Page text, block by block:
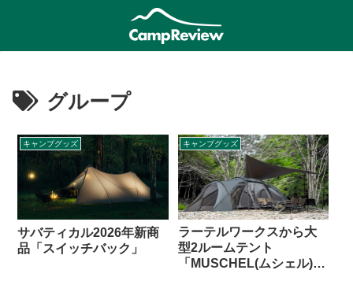
グループ
キャンプグッズ
サバティカル2026年新商
品「スイッチバック」
キャンプグッズ
ラーテルワークスから大
型2ルームテント
「MUSCHEL(ムシェル)」